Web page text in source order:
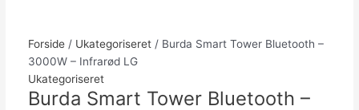
Forside/ Ukategoriseret/ Burda Smart Tower Bluetooth –
3000W – Infrarød LG
Ukategoriseret
Burda Smart Tower Bluetooth –